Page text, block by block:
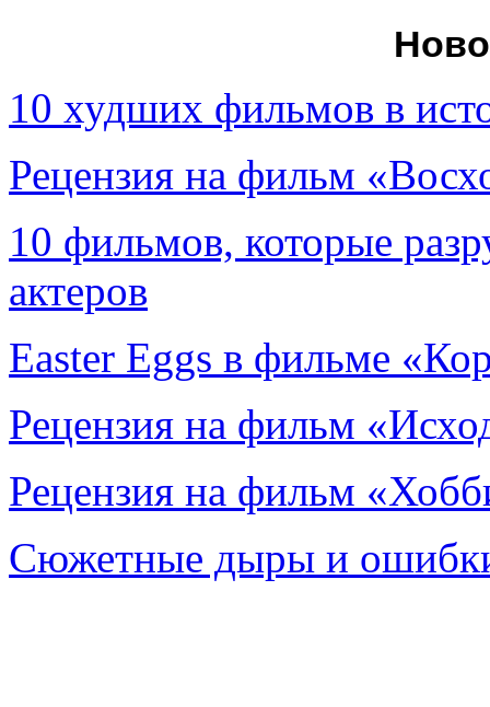
10 худших фильмов в
Рецензия на фильм
10 фильмов, которые
актеров
Easter Eggs в фильме
Рецензия на фильм
Рецензия на фильм
Сюжетные дыры и